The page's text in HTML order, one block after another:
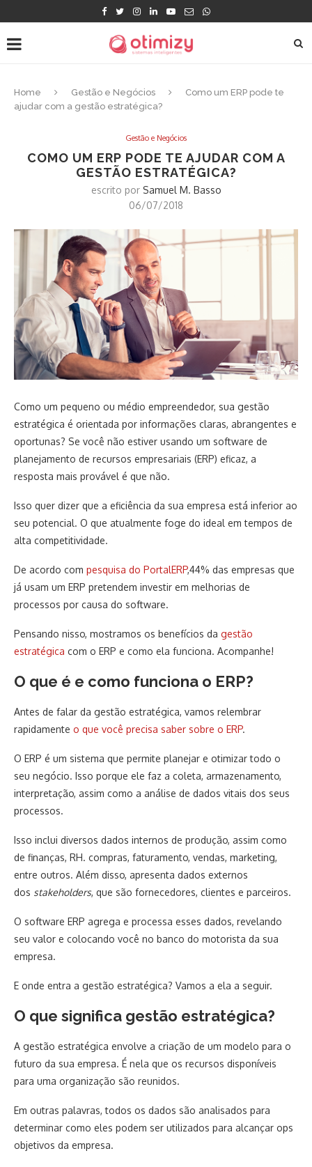
Home Gestão e Negócios
Como um ERP pode te
ajudar com a gestão estratégica?
Gestão e Negócios
COMO UM ERP PODE TE AJUDAR COM A
GESTÃO ESTRATÉGICA?
escrito por Samuel M. Basso
06/07/2018
Como um pequeno ou médio empreendedor, sua gestão
estratégica é orientada por informações claras, abrangentes e
oportunas? Se você não estiver usando um software de
planejamento de recursos empresariais (ERP) eficaz, a
resposta mais provável é que não.
Isso quer dizer que a eficiência da sua empresa está inferior ao
seu potencial. O que atualmente foge do ideal em tempos de
alta competitividade.
De acordo com pesquisa do PortalERP,44% das empresas que
já usam um ERP pretendem investir em melhorias de
processos por causa do software.
Pensando nisso, mostramos os benefícios da gestão
estratégica com o ERP e como ela funciona. Acompanhe!
O que é e como funciona o ERP?
Antes de falar da gestão estratégica, vamos relembrar
rapidamente o que você precisa saber sobre o ERP.
O ERP é um sistema que permite planejar e otimizar todo o
seu negócio. Isso porque ele faz a coleta, armazenamento,
interpretação, assim como a análise de dados vitais dos seus
processos.
Isso inclui diversos dados internos de produção, assim como
de finanças, RH. compras, faturamento, vendas, marketing,
entre outros. Além disso, apresenta dados externos
dos stakeholders, que são fornecedores, clientes e parceiros.
O software ERP agrega e processa esses dados, revelando
seu valor e colocando você no banco do motorista da sua
empresa.
E onde entra a gestão estratégica? Vamos a ela a seguir.
O que significa gestão estratégica?
A gestão estratégica envolve a criação de um modelo para o
futuro da sua empresa. É nela que os recursos disponíveis
para uma organização são reunidos.
Em outras palavras, todos os dados são analisados para
determinar como eles podem ser utilizados para alcançar ops
objetivos da empresa.